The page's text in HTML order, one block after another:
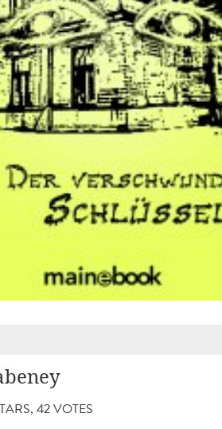
42 VOTES